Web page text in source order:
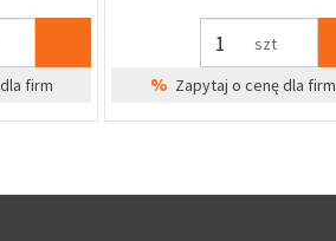
szt
% Zapytaj o cenę dla firm